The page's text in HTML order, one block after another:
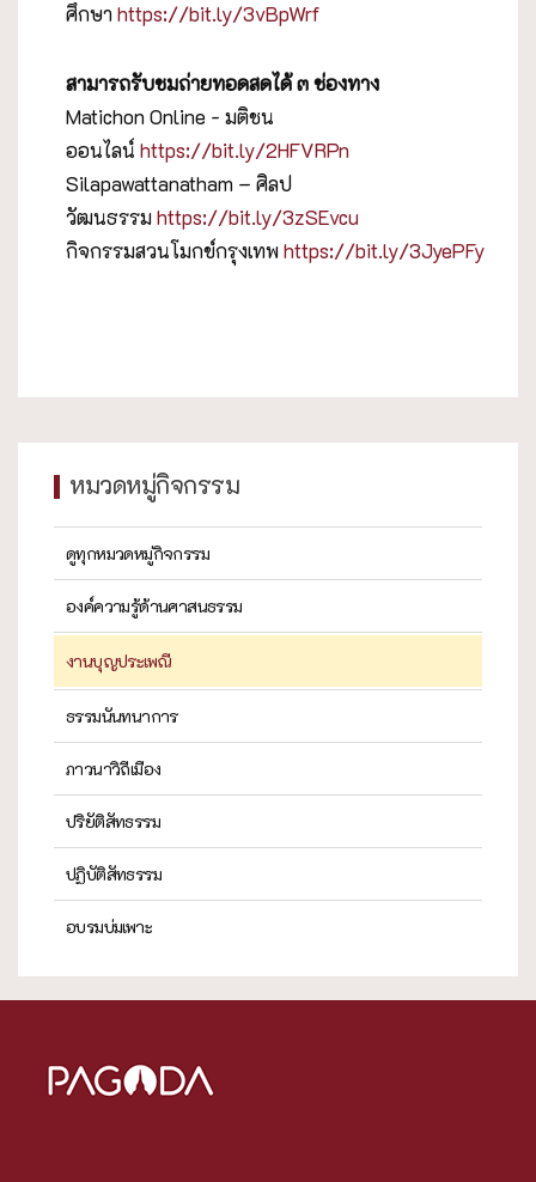
ศึกษาhttps://bit.ly/3vBpWrf
สามารถรับชมถ่ายทอดสดได้ ๓ ช่องทาง
Matichon Online - มติชน
ออนไลน์ https://bit.ly/2HFVRPn
Silapawattanatham – ศิลป
วัฒนธรรมhttps://bit.ly/3zSEvcu
กิจกรรมสวนโมกข์กรุงเทพhttps://bit.ly/3JyePFy
หมวดหมู่กิจกรรม
ดูทุกหมวดหมู่กิจกรรม
องค์ความรู้ด้านศาสนธรรม
งานบุญประเพณี
ธรรมนันทนาการ
ภาวนาวิถีเมือง
ปริยัติสัทธรรม
ปฏิบัติสัทธรรม
อบรมบ่มเพาะ